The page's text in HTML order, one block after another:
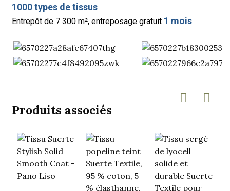
1000 types de tissus
Entrepôt de 7 300 m², entreposage gratuit 1 mois
Produits associés